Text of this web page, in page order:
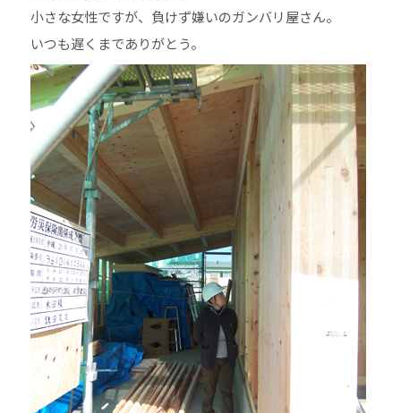
小さな女性ですが、負けず嫌いのガンバリ屋さん。
いつも遅くまでありがとう。